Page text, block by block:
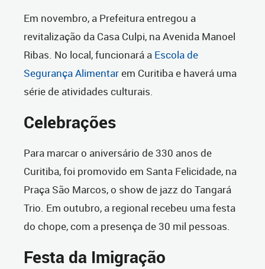
Em novembro, a Prefeitura entregou a
revitalização da Casa Culpi, na Avenida Manoel
Ribas. No local, funcionará a Escola de
Segurança Alimentarem Curitiba e haverá uma
série de atividades culturais.
Celebrações
Para marcar o aniversário de 330 anos de
Curitiba, foi promovido em Santa Felicidade, na
Praça São Marcos, o show de jazz do Tangará
Trio. Em outubro, a regional recebeu uma festa
do chope, com a presença de 30 mil pessoas.
Festa da Imigração